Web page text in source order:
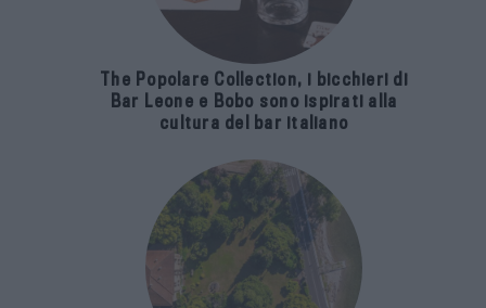
The Popolare Collection, i bicchieri di
Bar Leone e Bobo sono ispirati alla
cultura del bar italiano